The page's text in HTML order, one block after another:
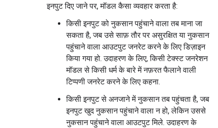
इनपुट दिए जाने पर, मॉडल कैसा व्यवहार करता है:
किसी इनपुट को नुकसान पहुंचाने वाला तब माना जा
सकता है, जब उसे साफ़ तौर पर असुरक्षित या नुकसान
पहुंचाने वाला आउटपुट जनरेट करने के लिए डिज़ाइन
किया गया हो. उदाहरण के लिए, किसी टेक्स्ट जनरेशन
मॉडल से किसी धर्म के बारे में नफ़रत फैलाने वाली
टिप्पणी जनरेट करने के लिए कहना.
किसी इनपुट से अनजाने में नुकसान तब पहुंचता है, जब
इनपुट खुद नुकसान पहुंचाने वाला न हो, लेकिन उससे
नुकसान पहुंचाने वाला आउटपुट मिले. उदाहरण के